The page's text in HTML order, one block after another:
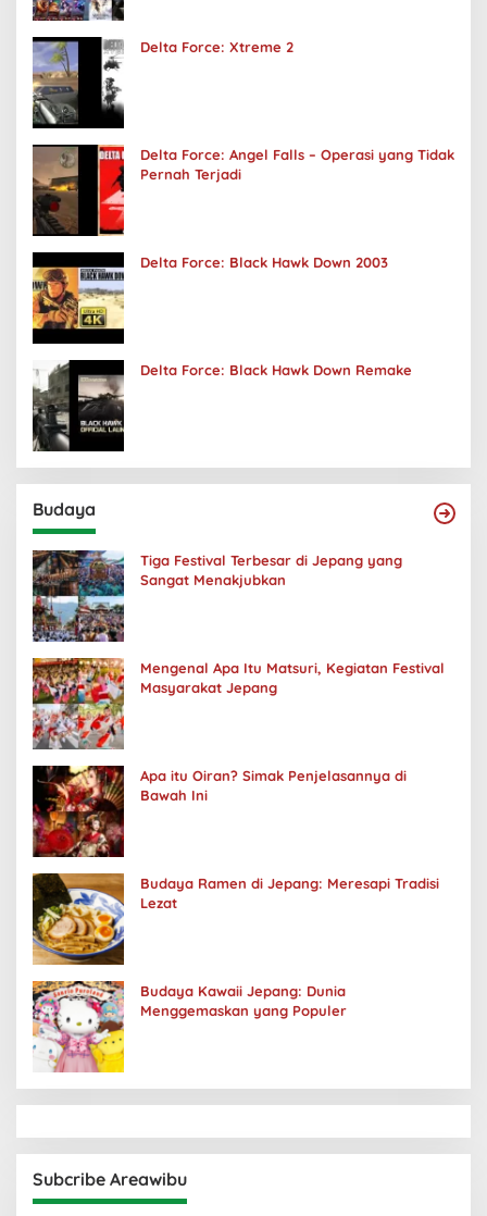
Delta Force: Xtreme 2
Delta Force: Angel Falls – Operasi yang Tidak
Pernah Terjadi
Delta Force: Black Hawk Down 2003
Delta Force: Black Hawk Down Remake
Budaya
Tiga Festival Terbesar di Jepang yang
Sangat Menakjubkan
Mengenal Apa Itu Matsuri, Kegiatan Festival
Masyarakat Jepang
Apa itu Oiran? Simak Penjelasannya di
Bawah Ini
Budaya Ramen di Jepang: Meresapi Tradisi
Lezat
Budaya Kawaii Jepang: Dunia
Menggemaskan yang Populer
Subcribe Areawibu